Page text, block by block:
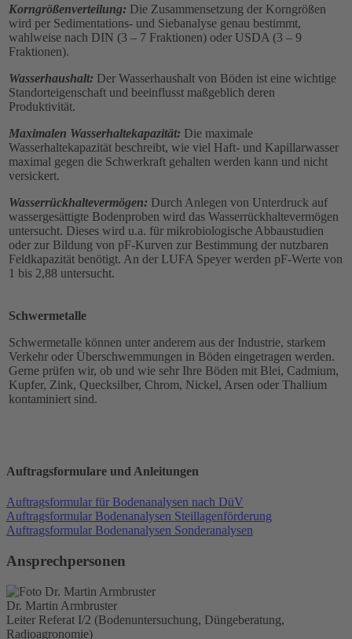
Korngrößenverteilung: Die Zusammensetzung der Korngrößen
wird per Sedimentations- und Siebanalyse genau bestimmt,
wahlweise nach DIN (3 – 7 Fraktionen) oder USDA (3 – 9
Fraktionen).
Wasserhaushalt: Der Wasserhaushalt von Böden ist eine wichtige
Standorteigenschaft und beeinflusst maßgeblich deren
Produktivität.
Maximalen Wasserhaltekapazität: Die maximale
Wasserhaltekapazität beschreibt, wie viel Haft- und Kapillarwasser
maximal gegen die Schwerkraft gehalten werden kann und nicht
versickert.
Wasserrückhaltevermögen: Durch Anlegen von Unterdruck auf
wassergesättigte Bodenproben wird das Wasserrückhaltevermögen
untersucht. Dieses wird u.a. für mikrobiologische Abbaustudien
oder zur Bildung von pF-Kurven zur Bestimmung der nutzbaren
Feldkapazität benötigt. An der LUFA Speyer werden pF-Werte von
1 bis 2,88 untersucht.
Schwermetalle
Schwermetalle können unter anderem aus der Industrie, starkem
Verkehr oder Überschwemmungen in Böden eingetragen werden.
Gerne prüfen wir, ob und wie sehr Ihre Böden mit Blei, Cadmium,
Kupfer, Zink, Quecksilber, Chrom, Nickel, Arsen oder Thallium
kontaminiert sind.
Auftragsformulare und Anleitungen
Auftragsformular für Bodenanalysen nach DüV
Auftragsformular Bodenanalysen Steillagenförderung
Auftragsformular Bodenanalysen Sonderanalysen
Ansprechpersonen
Dr. Martin Armbruster
Leiter Referat I/2 (Bodenuntersuchung, Düngeberatung,
Radioagronomie)